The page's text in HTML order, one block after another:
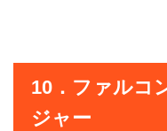
10．ファルコ
ジャー